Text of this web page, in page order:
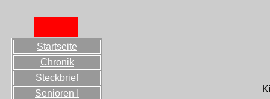
Startseite
Chronik
Steckbrief
Senioren I